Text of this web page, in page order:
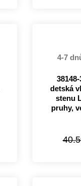
4-7
detská
stenu
pruhy,